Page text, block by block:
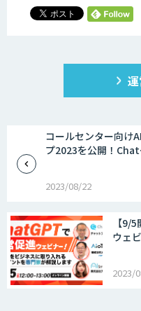
コールセンター向け
プ2023を公開！
2023/08/22
【9/
ウェ
2023/